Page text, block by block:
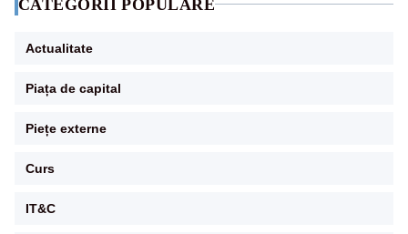
CATEGORII POPULARE
Actualitate
Piața de capital
Piețe externe
Curs
IT&C